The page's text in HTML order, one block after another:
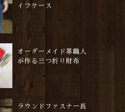
イフケース
オーダーメイド革職人
が作る三つ折り財布
ラウンドファスナー長